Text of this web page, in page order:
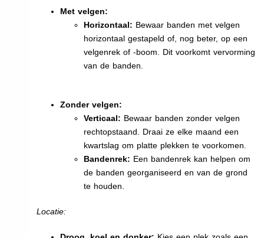
Met velgen:
Horizontaal: Bewaar banden met velgen
horizontaal gestapeld of, nog beter, op een
velgenrek of -boom. Dit voorkomt vervorming
van de banden.
Zonder velgen:
Verticaal: Bewaar banden zonder velgen
rechtopstaand. Draai ze elke maand een
kwartslag om platte plekken te voorkomen.
Bandenrek: Een bandenrek kan helpen om
de banden georganiseerd en van de grond
te houden.
Locatie: